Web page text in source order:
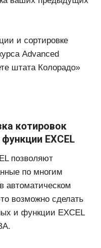
и сортировке
Advanced
штата Колорадо»
котировок
EXCEL
позволяют
по многим
возможно сделать
и функции EXCEL